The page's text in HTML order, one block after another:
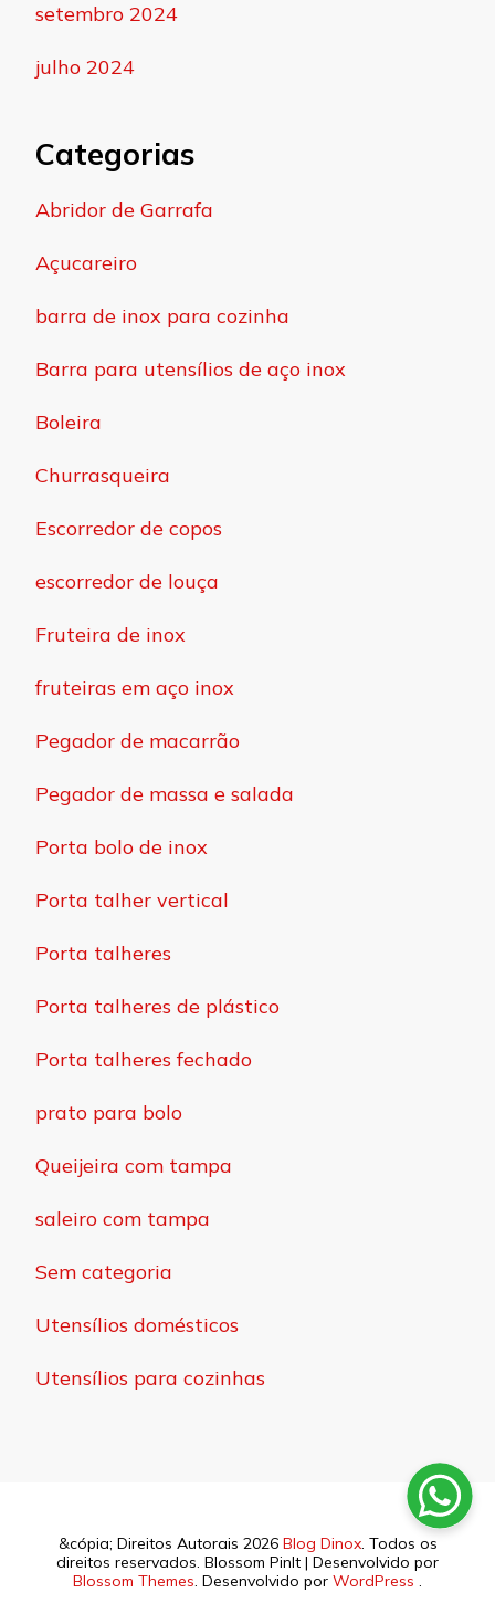
setembro 2024
julho 2024
Categorias
Abridor de Garrafa
Açucareiro
barra de inox para cozinha
Barra para utensílios de aço inox
Boleira
Churrasqueira
Escorredor de copos
escorredor de louça
Fruteira de inox
fruteiras em aço inox
Pegador de macarrão
Pegador de massa e salada
Porta bolo de inox
Porta talher vertical
Porta talheres
Porta talheres de plástico
Porta talheres fechado
prato para bolo
Queijeira com tampa
saleiro com tampa
Sem categoria
Utensílios domésticos
Utensílios para cozinhas
&cópia; Direitos Autorais 2026 Blog Dinox. Todos os
direitos reservados. Blossom PinIt | Desenvolvido por
Blossom Themes. Desenvolvido por WordPress .